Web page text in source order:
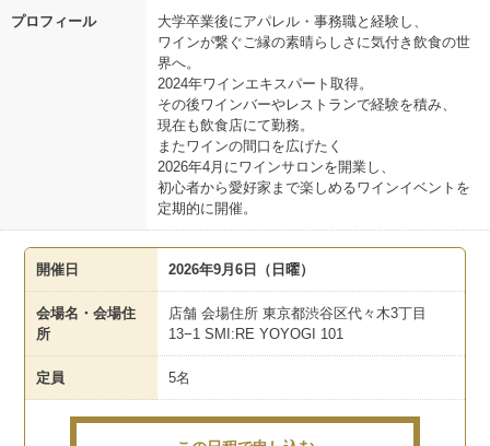
プロフィール
大学卒業後にアパレル・事務職と経験し、
ワインが繋ぐご縁の素晴らしさに気付き飲食の世
界へ。
2024年ワインエキスパート取得。
その後ワインバーやレストランで経験を積み、
現在も飲食店にて勤務。
またワインの間口を広げたく
2026年4月にワインサロンを開業し、
初心者から愛好家まで楽しめるワインイベントを
定期的に開催。
開催日 2026年9月6日（日曜）
会場名・会場住
所
店舗 会場住所 東京都渋谷区代々木3丁目
13−1 SMI:RE YOYOGI 101
定員 5名